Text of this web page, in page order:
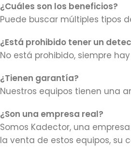
¿Cuáles son los beneficios?
Puede buscar múltiples tipos
¿Está prohibido tener un
No está prohibido, siempre
¿Tienen garantía?
Nuestros equipos tienen una
¿Son una empresa real?
Somos Kadector, una
la venta de estos equipos, su